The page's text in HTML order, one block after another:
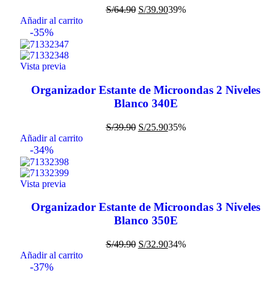
S/64.90 S/39.9039%
Añadir al carrito
-35%
Vista previa
Organizador Estante de Microondas 2 Niveles
Blanco 340E
S/39.90 S/25.9035%
Añadir al carrito
-34%
Vista previa
Organizador Estante de Microondas 3 Niveles
Blanco 350E
S/49.90 S/32.9034%
Añadir al carrito
-37%